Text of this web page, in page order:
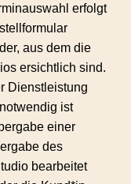
erfolgt
aus dem die
ersichtlich sind.
Dienstleistung
ist
einer
des
bearbeitet